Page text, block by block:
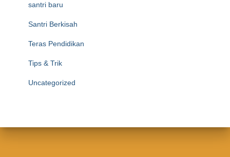
santri baru
Santri Berkisah
Teras Pendidikan
Tips & Trik
Uncategorized